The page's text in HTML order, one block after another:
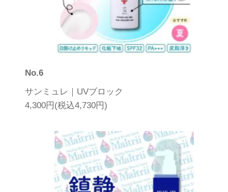
No.6
サンミュレ｜UVブロック
4,300円(税込4,730円)